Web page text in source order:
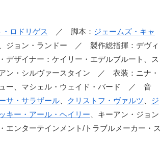
・ロドリゲス ／ 脚本： ジェームズ・キャ
、ジョン・ランドー ／ 製作総指揮：デヴィ
ザイナー：ケイリー・エデルブルート、ス
ン・シルヴァースタイン ／ 衣装：ニナ・
ー、マシェル・ウェイド・バード ／ 音
サ・サラザール クリストフ・ヴァルツ
ジ
キー・アール・ヘイリー 、キーアン・ジョン
・エンターテインメント/トラブルメーカー・ス